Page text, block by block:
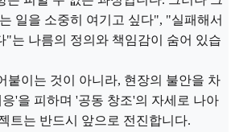
일을 소중히 여기고 싶다", "실패해서
"는 나름의 정의와 책임감이 숨어 있습
붙이는 것이 아니라, 현장의 불안을 차
'을 피하며 '공동 창조'의 자세로 나아
트는 반드시 앞으로 전진합니다.